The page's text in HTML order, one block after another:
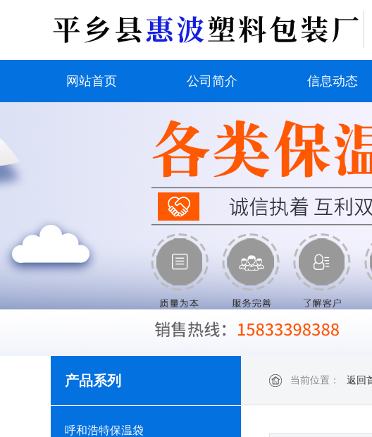
网站首页 公司简介 信息动态
当前位置： 返回
产品系列
呼和浩特保温袋